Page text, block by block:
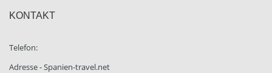
KONTAKT
Telefon:
Adresse - Spanien-travel.net